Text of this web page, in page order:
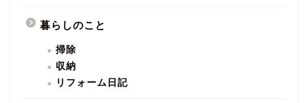
暮らしのこと
掃除
収納
リフォーム日記